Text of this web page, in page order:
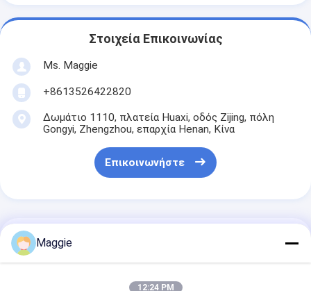
Στοιχεία Επικοινωνίας
Ms. Maggie
+8613526422820
Δωμάτιο 1110, πλατεία Huaxi, οδός Zijing, πόλη
Gongyi, Zhengzhou, επαρχία Henan, Κίνα
Επικοινωνήστε
Αποκτήστε Την Καλύτερη Τιμή Για
Πλακέτα Φρέμα λάσπης Πρέσα
Maggie
12:24 PM